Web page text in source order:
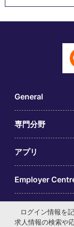
General
専門分野
アプリ
Employer
ログイン情報を
求人情報の検索や